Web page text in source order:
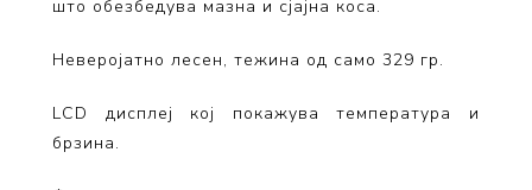
што обезбедува мазна и сјајна коса.
Неверојатно лесен, тежина од само 329 гр.
LCD дисплеј кој покажува температура и
брзина.